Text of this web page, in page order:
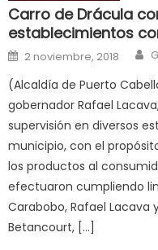
क
च
त
स
लग
आपक
पस
द,
sexy
bbw
milf
Carro de Drácula
establecimientos
Posted on
2 noviembre, 2018
(Alcaldía de Puerto
gobernador Rafael
supervisión en diversos
municipio, con el
los productos al
efectuaron cumpliendo
Carabobo, Rafael Lacava
Betancourt, […]